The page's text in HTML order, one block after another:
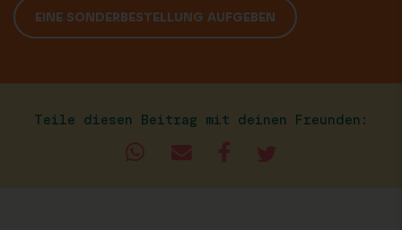
EINE SONDERBESTELLUNG AUFGEBEN
Teile diesen Beitrag mit deinen Freunden: